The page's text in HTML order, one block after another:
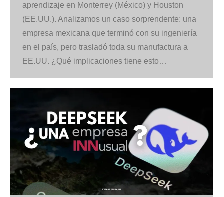
aprendizaje en Monterrey (México) y Houston
(EE.UU.). Analizamos un caso sorprendente: una
empresa mexicana que terminó con su ingeniería
en el país, pero trasladó toda su manufactura a
EE.UU. ¿Qué implicaciones tiene esto…